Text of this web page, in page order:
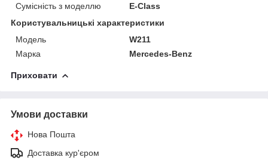
Сумісність з моделлю
E-Class
Користувальницькі характеристики
Модель
W211
Марка
Mercedes-Benz
Приховати
Умови доставки
Нова Пошта
Доставка кур'єром